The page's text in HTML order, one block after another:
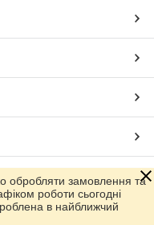
обробляти замовлення та
роботи сьогодні
в найближчий